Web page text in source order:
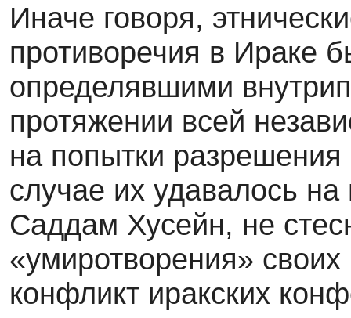
Иначе говоря,
противоречия в Ираке
определявшими
протяжении всей
на попытки
случае их удавалось
Саддам Хусейн, не
«умиротворения»
конфликт иракских